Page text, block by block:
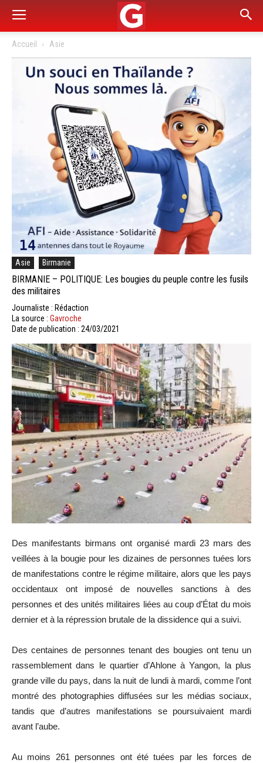
Accueil Asie
Asie Birmanie
BIRMANIE – POLITIQUE: Les bougies du peuple contre les fusils
des militaires
Journaliste : Rédaction
La source : Gavroche
Date de publication : 24/03/2021
Des manifestants birmans ont organisé mardi 23 mars des
veillées à la bougie pour les dizaines de personnes tuées lors
de manifestations contre le régime militaire, alors que les pays
occidentaux ont imposé de nouvelles sanctions à des
personnes et des unités militaires liées au coup d’État du mois
dernier et à la répression brutale de la dissidence qui a suivi.
Des centaines de personnes tenant des bougies ont tenu un
rassemblement dans le quartier d’Ahlone à Yangon, la plus
grande ville du pays, dans la nuit de lundi à mardi, comme l’ont
montré des photographies diffusées sur les médias sociaux,
tandis que d’autres manifestations se poursuivaient mardi
avant l’aube.
Au moins 261 personnes ont été tuées par les forces de